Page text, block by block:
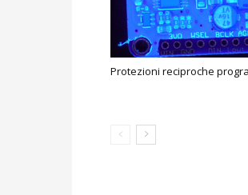
Protezioni reciproche